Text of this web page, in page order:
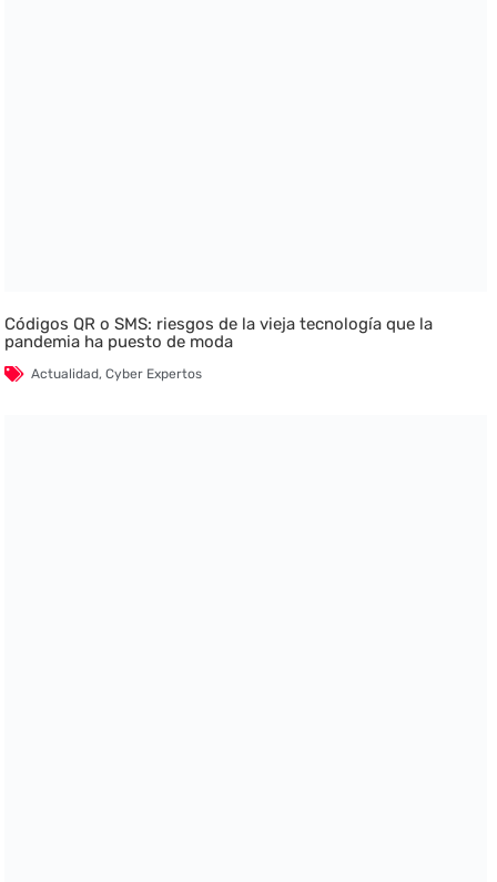
Códigos QR o SMS: riesgos de la vieja tecnología que la
pandemia ha puesto de moda
Actualidad,Cyber Expertos